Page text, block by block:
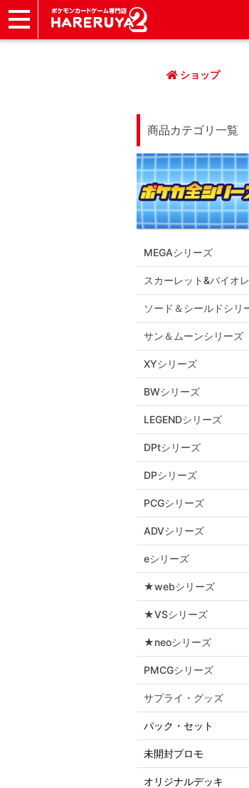
ショップ
商品カテゴリ一覧
MEGAシリーズ
スカーレット&バイオ
ソード＆シールドシリ
サン＆ムーンシリーズ
XYシリーズ
BWシリーズ
LEGENDシリーズ
DPtシリーズ
DPシリーズ
PCGシリーズ
ADVシリーズ
eシリーズ
★webシリーズ
★VSシリーズ
★neoシリーズ
PMCGシリーズ
サプライ・グッズ
パック・セット
未開封プロモ
オリジナルデッキ